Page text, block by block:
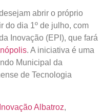
abrir o próprio
do dia 1º de julho, com
Inovação (EPI), que fará
. A iniciativa é uma
Municipal da
de Tecnologia
Albatroz,